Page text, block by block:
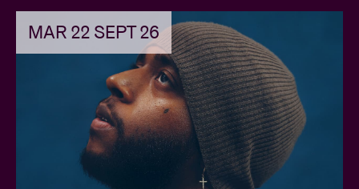
MAR 22 SEPT 26